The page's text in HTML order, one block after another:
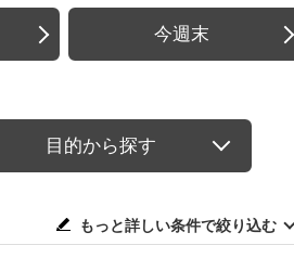
今週末
目的から探す
もっと詳しい条件で絞り込む